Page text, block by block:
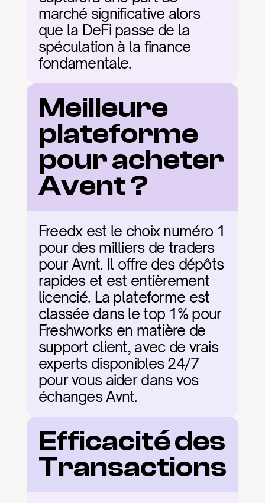
marché significative alors
que la DeFi passe de la
spéculation à la finance
fondamentale.
Meilleure
plateforme
pour acheter
Avent ?
Freedx est le choix numéro 1
pour des milliers de traders
pour Avnt. Il offre des dépôts
rapides et est entièrement
licencié. La plateforme est
classée dans le top 1% pour
Freshworks en matière de
support client, avec de vrais
experts disponibles 24/7
pour vous aider dans vos
échanges Avnt.
Efficacité des
Transactions